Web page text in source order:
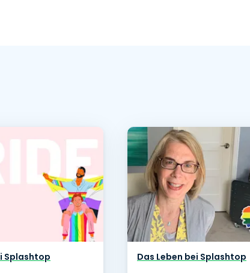
Splashtop Das Leben bei Splashtop